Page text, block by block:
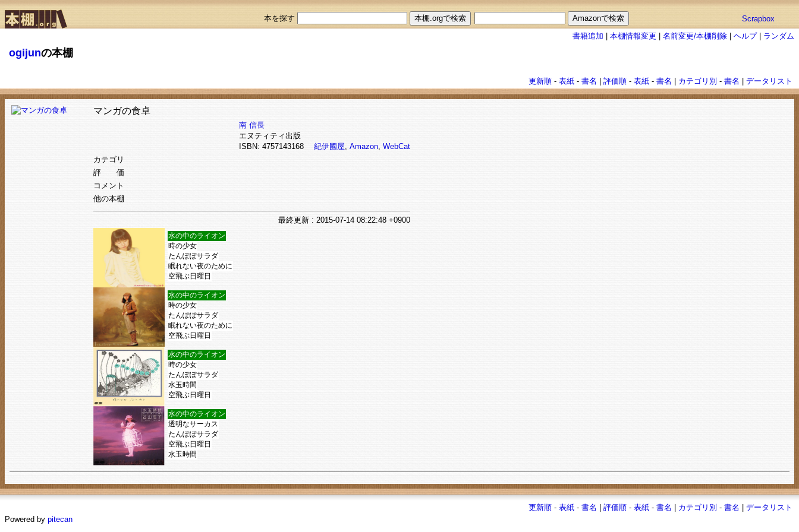
本を探す
Scrapbox
書籍追加 |本棚情報変更 |名前変更/本棚削除 |ヘルプ| ランダム
ogijunの本棚
更新順 -表紙 -書名 |評価順 -表紙 -書名 カテゴリ別 -書名 |データリスト
マンガの食卓
南 信長
エヌティティ出版
ISBN: 4757143168 紀伊國屋, Amazon, WebCat
カテゴリ
評 価
コメント
他の本棚
最終更新: 2015-07-14 08:22:48 +0900
水の中のライオン
時の少女
たんぽぽサラダ
眠れない夜のために
空飛ぶ日曜日
水の中のライオン
時の少女
たんぽぽサラダ
眠れない夜のために
空飛ぶ日曜日
水の中のライオン
時の少女
たんぽぽサラダ
水玉時間
空飛ぶ日曜日
水の中のライオン
透明なサーカス
たんぽぽサラダ
空飛ぶ日曜日
水玉時間
更新順 -表紙 -書名 |評価順 -表紙 -書名 カテゴリ別 -書名 |データリスト
Powered by pitecan